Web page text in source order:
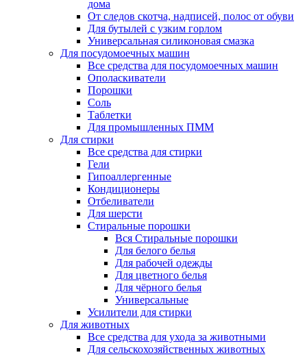
дома
От следов скотча, надписей, полос от обуви
Для бутылей с узким горлом
Универсальная силиконовая смазка
Для посудомоечных машин
Все средства для посудомоечных машин
Ополаскиватели
Порошки
Соль
Таблетки
Для промышленных ПММ
Для стирки
Все средства для стирки
Гели
Гипоаллергенные
Кондиционеры
Отбеливатели
Для шерсти
Стиральные порошки
Вся Стиральные порошки
Для белого белья
Для рабочей одежды
Для цветного белья
Для чёрного белья
Универсальные
Усилители для стирки
Для животных
Все средства для ухода за животными
Для сельскохозяйственных животных